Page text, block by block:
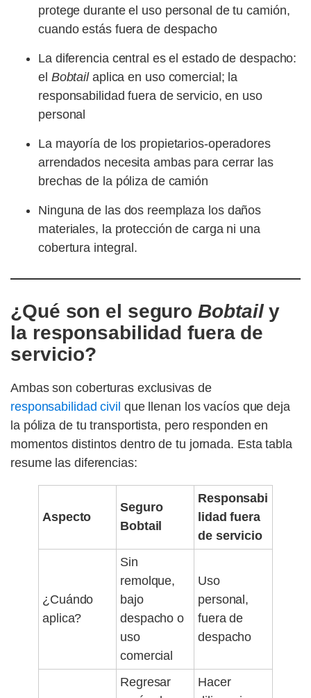
protege durante el uso personal de tu camión,
cuando estás fuera de despacho
La diferencia central es el estado de despacho:
el Bobtail aplica en uso comercial; la
responsabilidad fuera de servicio, en uso
personal
La mayoría de los propietarios-operadores
arrendados necesita ambas para cerrar las
brechas de la póliza de camión
Ninguna de las dos reemplaza los daños
materiales, la protección de carga ni una
cobertura integral.
¿Qué son el seguroBobtaily
la responsabilidad fuera de
servicio?
Ambas son coberturas exclusivas de
responsabilidad civil que llenan los vacíos que deja
la póliza de tu transportista, pero responden en
momentos distintos dentro de tu jornada. Esta tabla
resume las diferencias:
Aspecto
Seguro
Bobtail
Responsabi
lidad fuera
de servicio
¿Cuándo
aplica?
Sin
remolque,
bajo
despacho o
uso
comercial
Uso
personal,
fuera de
despacho
Regresar
Hacer